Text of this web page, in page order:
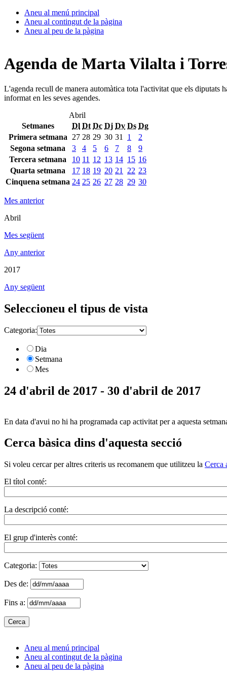
Aneu al menú principal
Aneu al contingut de la pàgina
Aneu al peu de la pàgina
Agenda de Marta Vilalta i
L'agenda recull de manera automàtica tota l'activitat que els diputats
informat en les seves agendes.
Abril
Setmanes
Dl Dt Dc Dj Dv Ds Dg
Primera setmana
27 28 29 30 31 1
2
Segona setmana
3 4 5 6 7 8
9
Tercera setmana
10 11 12 13 14 15 16
Quarta setmana
17 18 19 20 21 22 23
Cinquena setmana 24 25 26 27 28 29 30
Mes anterior
Abril
Mes següent
Any anterior
2017
Any següent
Seleccioneu el tipus de vista
Categoria:
Dia
Setmana
Mes
24 d'abril de 2017 - 30 d'abril de 2017
En data d'avui no hi ha programada cap activitat per a aquesta
Cerca bàsica dins d'aquesta secció
Si voleu cercar per altres criteris us recomanem que utilitzeu la Cerca
El títol conté:
La descripció conté:
El grup d'interès conté:
Categoria:
Des de:
Fins a:
Aneu al menú principal
Aneu al contingut de la pàgina
Aneu al peu de la pàgina